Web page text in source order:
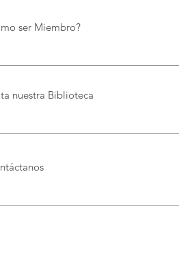
ser Miembro?
nuestra Biblioteca